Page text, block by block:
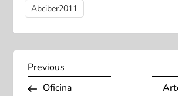
Abciber2011
N
Previous
Post
Previous
Oficina